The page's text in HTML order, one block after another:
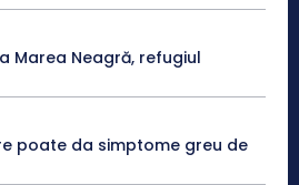
Marea Neagră, refugiul
poate da simptome greu de